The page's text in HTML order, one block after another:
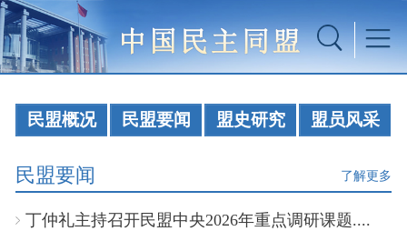
民盟概况 民盟要闻 盟史研究 盟员风采
民盟要闻 了解更多
丁仲礼主持召开民盟中央2026年重点调研课题....